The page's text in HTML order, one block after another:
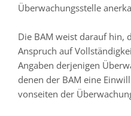
Überwachungsstelle
Die BAM weist darauf hin,
Anspruch auf
Angaben derjenigen
denen der BAM eine
vonseiten der